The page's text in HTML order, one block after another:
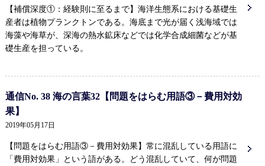
【補償深度①：経験則に至るまで】海洋生態系における基礎生
産者は植物プランクトンである。海底まで光が届く浅海域では
海藻や海草が、深海の熱水鉱床などでは化学合成細菌などが基
礎生産を担っている。
通信No. 38 海の言葉32【問題をはらむ用語③－費用対効
果】
2019年05月17日
【問題をはらむ用語③－費用対効果】常に混乱している用語に
「費用対効果」という語がある。どう混乱していて、何が問題